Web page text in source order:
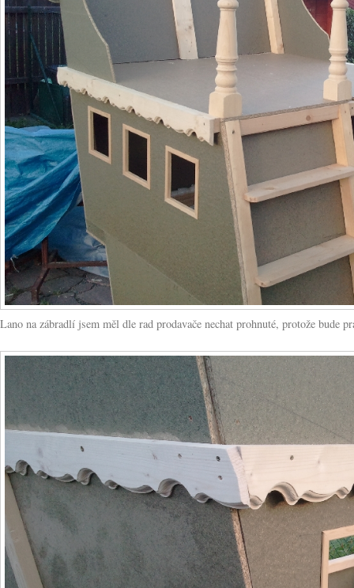
Lano na zábradlí jsem měl dle rad prodavače nechat prohnuté, protože bude